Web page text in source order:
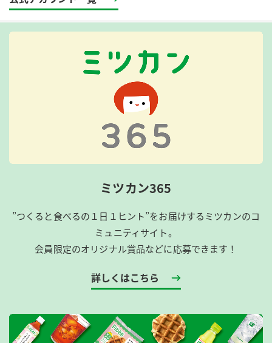
ミツカン365
”つくると食べるの１日１ヒント”をお届けするミツカンのコ
ミュニティサイト。
会員限定のオリジナル賞品などに応募できます！
詳しくはこちら